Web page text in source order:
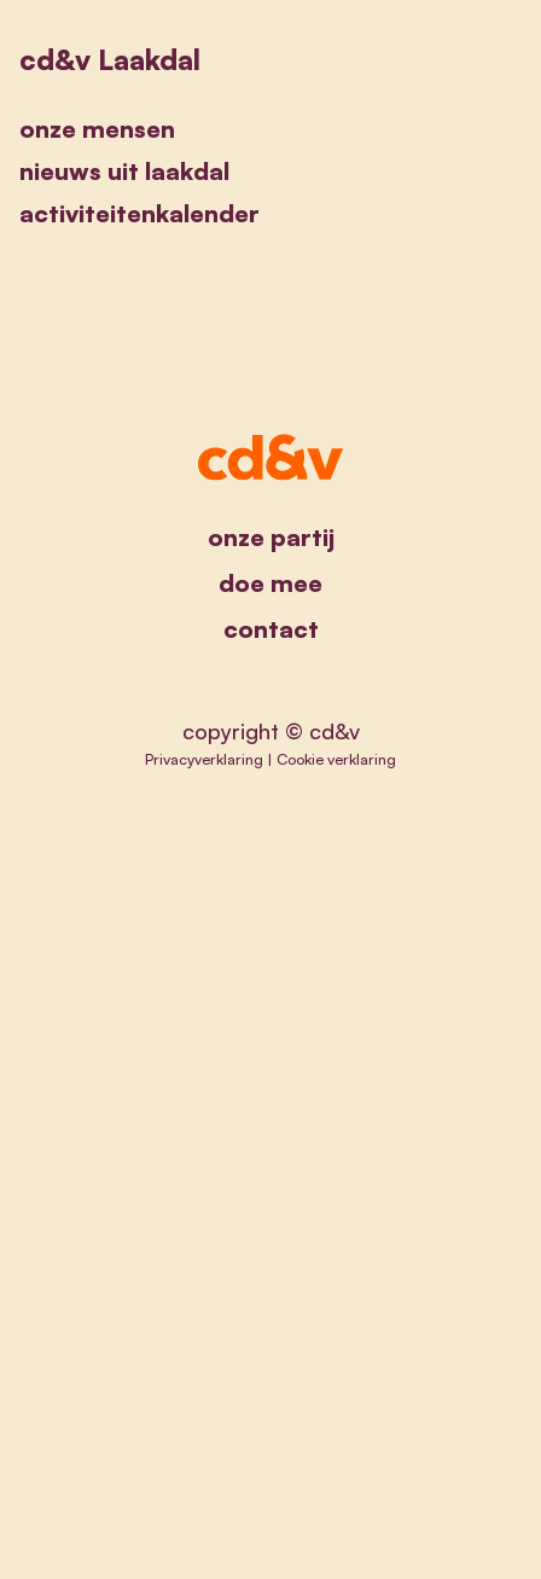
cd&v Laakdal
onze mensen
nieuws uit laakdal
activiteitenkalender
onze partij
doe mee
contact
copyright © cd&v
Privacyverklaring | Cookie verklaring